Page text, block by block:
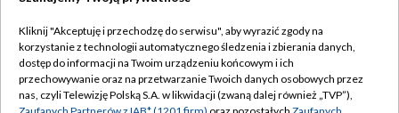
TVP
Abonament TVP
Emisja w TVP
Regulamin TVP
Kliknij "Akceptuję i przechodzę do serwisu", aby wyrazić zgody na
korzystanie z technologii automatycznego śledzenia i zbierania danych,
dostęp do informacji na Twoim urządzeniu końcowym i ich
przechowywanie oraz na przetwarzanie Twoich danych osobowych przez
nas, czyli Telewizję Polską S.A. w likwidacji (zwaną dalej również „TVP”),